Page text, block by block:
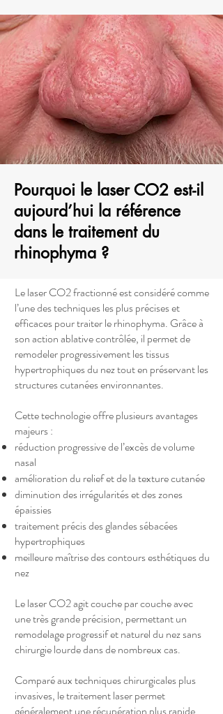
Pourquoi le laser CO2 est-il
aujourd’hui la référence
dans le traitement du
rhinophyma ?
Le laser CO2 fractionné est considéré comme
l’une des techniques les plus précises et
efficaces pour traiter le rhinophyma. Grâce à
son action ablative contrôlée, il permet de
remodeler progressivement les tissus
hypertrophiques du nez tout en préservant les
structures cutanées environnantes.
Cette technologie offre plusieurs avantages
majeurs :
réduction progressive de l’excès de volume
nasal
amélioration du relief et de la texture cutanée
diminution des irrégularités et des zones
épaissies
traitement précis des glandes sébacées
hypertrophiques
meilleure maîtrise des contours esthétiques du
nez
Le laser CO2 agit couche par couche avec
une très grande précision, permettant un
remodelage progressif et naturel du nez sans
chirurgie lourde dans de nombreux cas.
Comparé aux techniques chirurgicales plus
invasives, le traitement laser permet